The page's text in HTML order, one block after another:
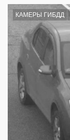
КАМЕРЫ ГИБДД